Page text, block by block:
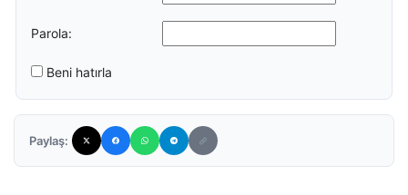
Parola:
Beni hatırla
Paylaş: